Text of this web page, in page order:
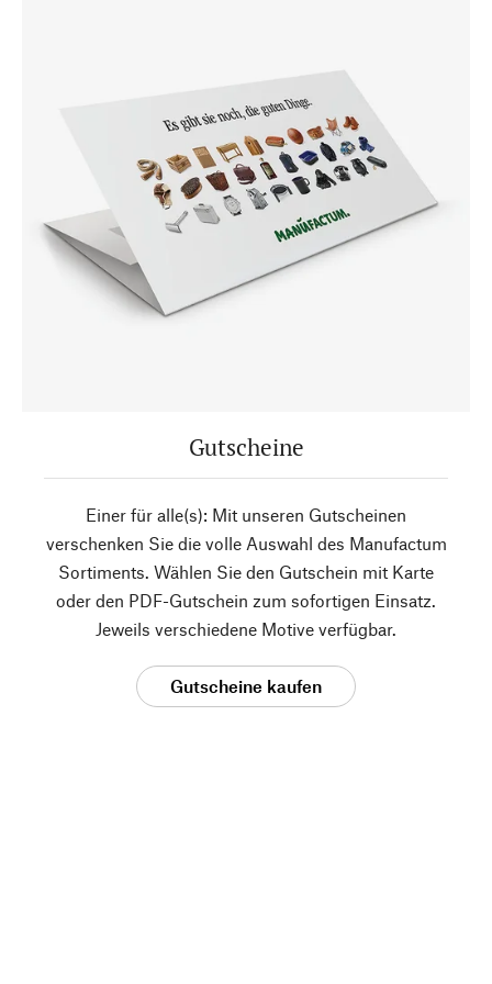
Gutscheine
Einer für alle(s): Mit unseren Gutscheinen
verschenken Sie die volle Auswahl des Manufactum
Sortiments. Wählen Sie den Gutschein mit Karte
oder den PDF-Gutschein zum sofortigen Einsatz.
Jeweils verschiedene Motive verfügbar.
Gutscheine kaufen